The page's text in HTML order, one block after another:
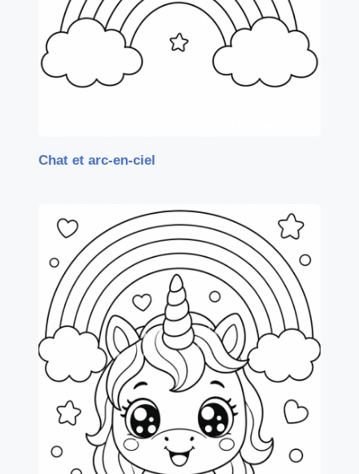
Chat et arc-en-ciel